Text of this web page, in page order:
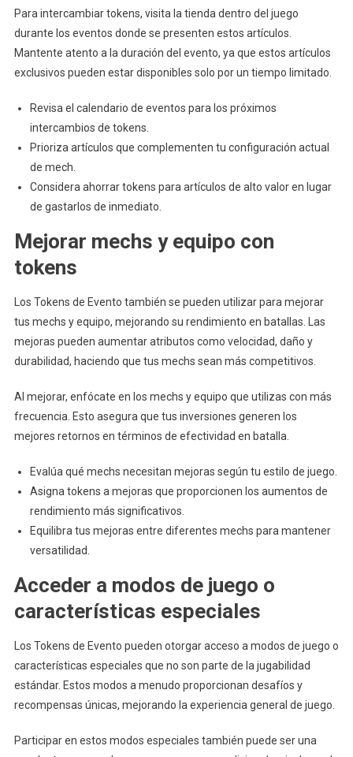
Para intercambiar tokens, visita la tienda dentro del juego
durante los eventos donde se presenten estos artículos.
Mantente atento a la duración del evento, ya que estos artículos
exclusivos pueden estar disponibles solo por un tiempo limitado.
Revisa el calendario de eventos para los próximos
intercambios de tokens.
Prioriza artículos que complementen tu configuración actual
de mech.
Considera ahorrar tokens para artículos de alto valor en lugar
de gastarlos de inmediato.
Mejorar mechs y equipo con
tokens
Los Tokens de Evento también se pueden utilizar para mejorar
tus mechs y equipo, mejorando su rendimiento en batallas. Las
mejoras pueden aumentar atributos como velocidad, daño y
durabilidad, haciendo que tus mechs sean más competitivos.
Al mejorar, enfócate en los mechs y equipo que utilizas con más
frecuencia. Esto asegura que tus inversiones generen los
mejores retornos en términos de efectividad en batalla.
Evalúa qué mechs necesitan mejoras según tu estilo de juego.
Asigna tokens a mejoras que proporcionen los aumentos de
rendimiento más significativos.
Equilibra tus mejoras entre diferentes mechs para mantener
versatilidad.
Acceder a modos de juego o
características especiales
Los Tokens de Evento pueden otorgar acceso a modos de juego o
características especiales que no son parte de la jugabilidad
estándar. Estos modos a menudo proporcionan desafíos y
recompensas únicas, mejorando la experiencia general de juego.
Participar en estos modos especiales también puede ser una